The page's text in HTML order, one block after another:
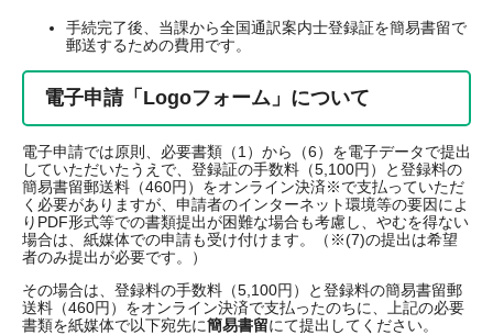
手続完了後、当課から全国通訳案内士登録証を簡易書留で
郵送するための費用です。
電子申請「Logoフォーム」について
電子申請では原則、必要書類（1）から（6）を電子データで提出
していただいたうえで、登録証の手数料（5,100円）と登録料の
簡易書留郵送料（460円）をオンライン決済※で支払っていただ
く必要がありますが、申請者のインターネット環境等の要因によ
りPDF形式等での書類提出が困難な場合も考慮し、やむを得ない
場合は、紙媒体での申請も受け付けます。（※(7)の提出は希望
者のみ提出が必要です。）
その場合は、登録料の手数料（5,100円）と登録料の簡易書留郵
送料（460円）をオンライン決済で支払ったのちに、上記の必要
書類を紙媒体で以下宛先に簡易書留にて提出してください。